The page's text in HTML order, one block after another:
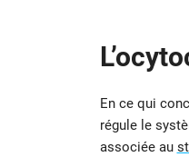
En ce qui
régule le
associée au